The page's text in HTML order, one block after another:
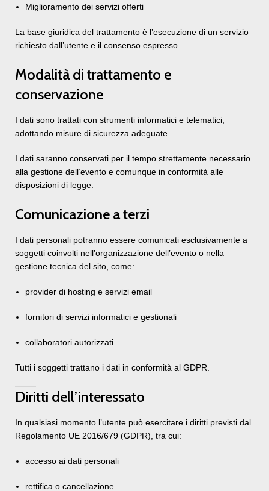
Miglioramento dei servizi offerti
La base giuridica del trattamento è l’esecuzione di un servizio
richiesto dall’utente e il consenso espresso.
Modalità di trattamento e
conservazione
I dati sono trattati con strumenti informatici e telematici,
adottando misure di sicurezza adeguate.
I dati saranno conservati per il tempo strettamente necessario
alla gestione dell’evento e comunque in conformità alle
disposizioni di legge.
Comunicazione a terzi
I dati personali potranno essere comunicati esclusivamente a
soggetti coinvolti nell’organizzazione dell’evento o nella
gestione tecnica del sito, come:
provider di hosting e servizi email
fornitori di servizi informatici e gestionali
collaboratori autorizzati
Tutti i soggetti trattano i dati in conformità al GDPR.
Diritti dell’interessato
In qualsiasi momento l’utente può esercitare i diritti previsti dal
Regolamento UE 2016/679 (GDPR), tra cui:
accesso ai dati personali
rettifica o cancellazione